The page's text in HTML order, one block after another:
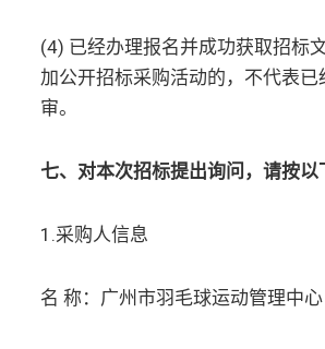
(4) 已经办理报名并成功获取招标
加公开招标采购活动的，不代表已
审。
七、对本次招标提出询问，请按以
1.采购人信息
名 称：广州市羽毛球运动